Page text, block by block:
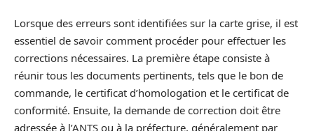
Lorsque des erreurs sont identifiées sur la carte grise, il est
essentiel de savoir comment procéder pour effectuer les
corrections nécessaires. La première étape consiste à
réunir tous les documents pertinents, tels que le bon de
commande, le certificat d’homologation et le certificat de
conformité. Ensuite, la demande de correction doit être
adressée à l’ANTS ou à la préfecture, généralement par